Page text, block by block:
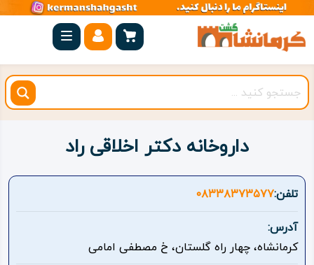
صفحه
اصلی
کرمانشاه
شهرستان
بیستون
روستاهای
هدف
داروخانه دکتر اخلاقی راد
تلفن:۰۸۳۳۸۳۷۳۵۷۷
آدرس:
کرمانشاه، چهار راه گلستان، خ مصطفی امامی